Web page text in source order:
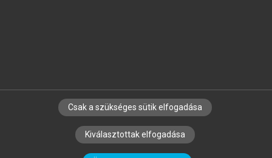
SZERZŐKNEK CÉGEKNEK KÖNYVTÁROSOKNAK
SZERKESZTÉSI ÉS LEKTORÁLÁSI ALAPELVEK
Csak a szükséges sütik elfogadása
Kiválasztottak elfogadása